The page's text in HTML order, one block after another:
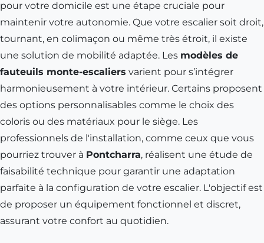
pour votre domicile est une étape cruciale pour
maintenir votre autonomie. Que votre escalier soit droit,
tournant, en colimaçon ou même très étroit, il existe
une solution de mobilité adaptée. Les modèles de
fauteuils monte-escaliers varient pour s’intégrer
harmonieusement à votre intérieur. Certains proposent
des options personnalisables comme le choix des
coloris ou des matériaux pour le siège. Les
professionnels de l'installation, comme ceux que vous
pourriez trouver à Pontcharra, réalisent une étude de
faisabilité technique pour garantir une adaptation
parfaite à la configuration de votre escalier. L'objectif est
de proposer un équipement fonctionnel et discret,
assurant votre confort au quotidien.